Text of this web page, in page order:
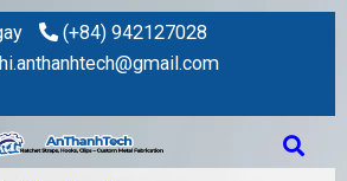
(+84) 942127028